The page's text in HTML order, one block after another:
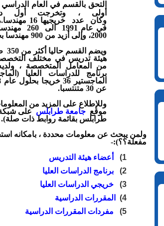
التحق بالقسم في العام الدراسي 1968/1969 حوالي
وكان عدد خريجيها 16 مهندسا.، وقد وصل
2000، وإلى أزيد من 900 مهندسا بحلول عام 2009.
هيئة تدريس في مختلف
من المعامل المتخصصة ،
برنامج للدراسات العليا
عن 30 متنتسبا.
وللإطلاع على المزيد من
موقع جامعة طرابلس على شبكة
طرابلس بقائمة روابط ذات صلة).
ولمن يبحث عن معلومات محددة ، بامكانه
مفعلة؟؟):-
1
)
أعضاء هيئة التدريس
2)
برنامج الدراسات العليا
3)
خريجي الدراسات العليا
4)
المقررات الدراسية
5)
مفردات المقررات الدراسية